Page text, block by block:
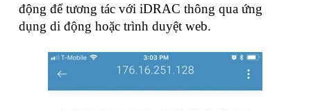
động để tương tác với iDRAC thông qua ứng
dụng di động hoặc trình duyệt web.